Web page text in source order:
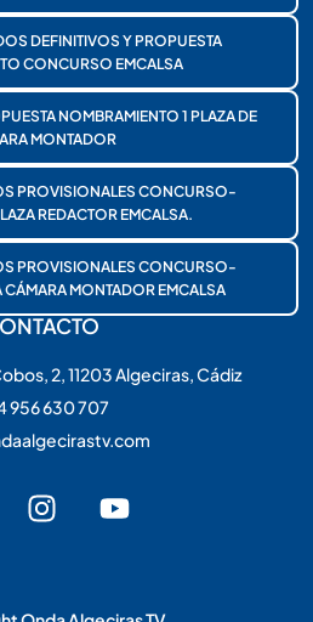
DEFINITIVOS Y PROPUESTA
CONCURSO EMCALSA
NOMBRAMIENTO 1 PLAZA DE
MONTADOR
PROVISIONALES CONCURSO-
REDACTOR EMCALSA.
PROVISIONALES CONCURSO-
MONTADOR EMCALSA
2, 11203 Algeciras, Cádiz
956 630 707